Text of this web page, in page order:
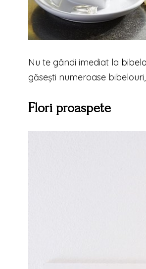
Nu te gândi imediat la
găsești numeroase
Flori proaspete